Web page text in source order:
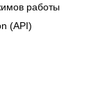
работы
(API)